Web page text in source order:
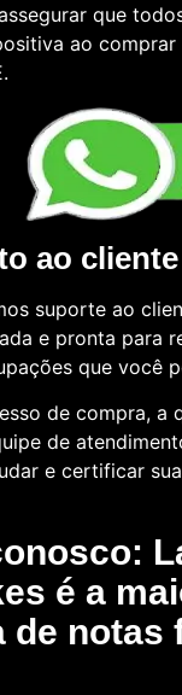
que
ao
ao cliente
suporte ao
e pronta para
que você
de compra, a
de
e certificar
é a
de notas